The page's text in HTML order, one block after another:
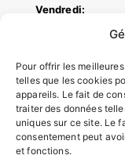
Pour offrir les
telles que les cookies
appareils. Le fait de
traiter des données
uniques sur ce site. Le
consentement peut
et fonctions.
Vendredi:
ACCÉS
Contacter la
Pôle santé
Le Saucatais
Formalités